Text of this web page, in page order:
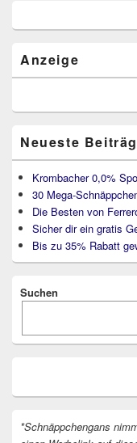
Widget-
Anzeige
Neueste
Krombacher 0,0%
30 Mega-
Die Besten von
Sicher dir ein gratis
Bis zu 35% Rabatt
Suchen
*Schnäppchengans